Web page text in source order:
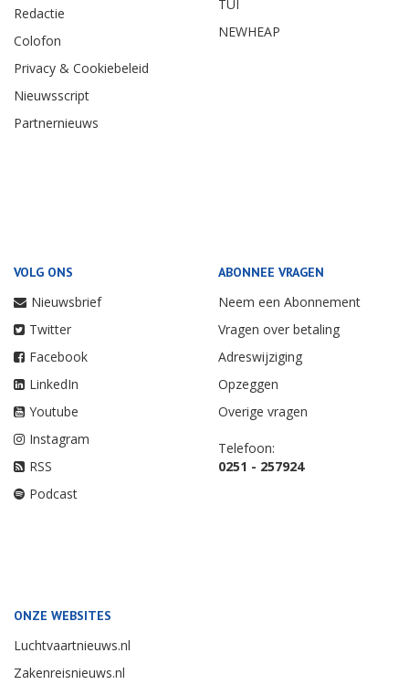
Redactie
Colofon
Privacy & Cookiebeleid
Nieuwsscript
Partnernieuws
TUI
NEWHEAP
VOLG ONS
Nieuwsbrief
Twitter
Facebook
LinkedIn
Youtube
Instagram
RSS
Podcast
ABONNEE VRAGEN
Neem een Abonnement
Vragen over betaling
Adreswijziging
Opzeggen
Overige vragen
Telefoon:
0251 - 257924
ONZE WEBSITES
Luchtvaartnieuws.nl
Zakenreisnieuws.nl